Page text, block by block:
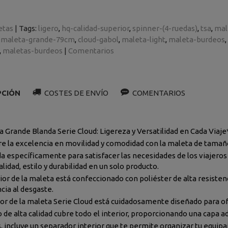
| Tags: ligero hq-calidad-superior spinner-(4-ruedas) tsa
maleta-grande-79cm cloud-gabol maleta-light maleta-burdeos
maletas-burdeos | Comentarios
COSTES DE ENVÍO COMENTARIOS
Grande Blanda Serie Cloud: Ligereza y Versatilidad en Cada
la excelencia en movilidad y comodidad con la maleta de
específicamente para satisfacer las necesidades de los
estilo y durabilidad en un solo producto.
de la maleta está confeccionado con poliéster de alta
al desgaste.
de la maleta Serie Cloud está cuidadosamente diseñado para
de alta calidad cubre todo el interior, proporcionando una capa
incluye un separador interior que te permite organizar tu